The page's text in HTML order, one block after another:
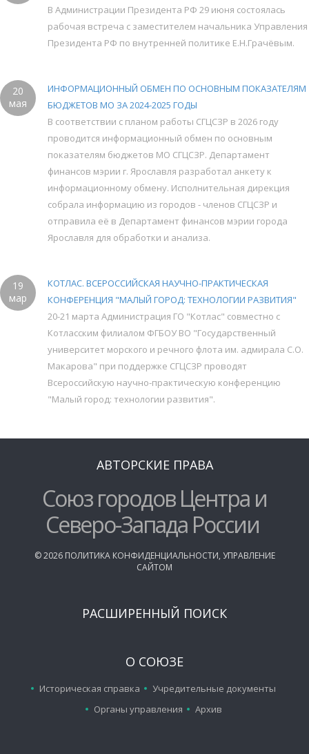
В Администрации Президента РФ 29 июня состоялась
рабочая встреча с заместителем начальника Управления
Президента РФ по внутренней политике Е.Н.Грачёвым.
20
мая
ИНФОРМАЦИОННЫЙ ОБМЕН ПО ОСНОВНЫМ ПОКАЗАТЕЛЯМ
БЮДЖЕТОВ МО ЗА 2024-2025 ГОДЫ
В соответствии с планом работы СГЦСЗР в 2026 году
проводится информационный обмен по основным
показателям бюджетов МО СГЦСЗР. Департамент
финансов мэрии г. Ярославля разработал анкету к
информационному обмену. Исполнительная дирекция
собрала информацию из городов - членов СГЦСЗР и
отправила её в Департамент финансов мэрии города
Ярославля для обработки и анализа.
19
мар
КОТЛАС. ВСЕРОССИЙСКАЯ НАУЧНО-ПРАКТИЧЕСКАЯ
КОНФЕРЕНЦИЯ "МАЛЫЙ ГОРОД: ТЕХНОЛОГИИ РАЗВИТИЯ"
20-21 марта Администрация ГО "Котлас" совместно с
Котласским филиалом ФГБОУ ВО "Государственный
университет морского и речного флота им. адмирала С.О.
Макарова" при поддержке СГЦСЗР проводят
Всероссийскую научно-практическую конференцию
"Малый город: технологии развития".
АВТОРСКИЕ ПРАВА
Союз городов Центра и
Северо-Запада России
©2026 ПОЛИТИКА КОНФИДЕНЦИАЛЬНОСТИ, УПРАВЛЕНИЕ
САЙТОМ
РАСШИРЕННЫЙ ПОИСК
О СОЮЗЕ
Историческая справка
Учредительные документы
Органы управления
Архив